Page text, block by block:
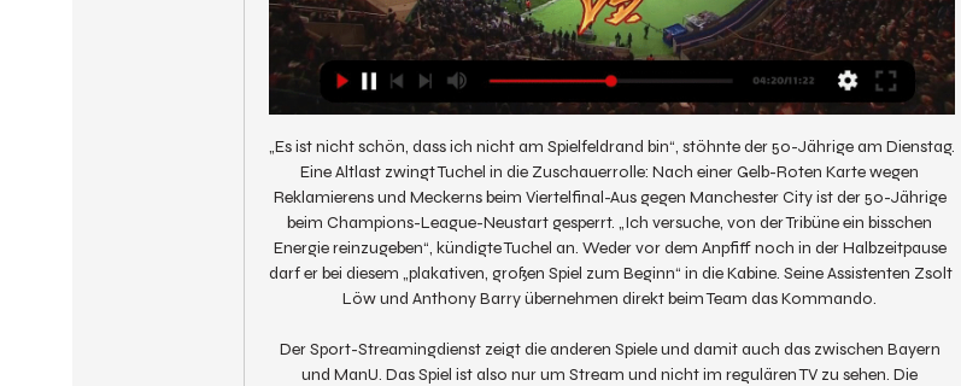
„Es ist nicht schön, dass ich nicht am Spielfeldrand bin“, stöhnte der 50-Jährige am Dienstag.
Eine Altlast zwingt Tuchel in die Zuschauerrolle: Nach einer Gelb-Roten Karte wegen
Reklamierens und Meckerns beim Viertelfinal-Aus gegen Manchester City ist der 50-Jährige
beim Champions-League-Neustart gesperrt. „Ich versuche, von der Tribüne ein bisschen
Energie reinzugeben“, kündigte Tuchel an. Weder vor dem Anpfiff noch in der Halbzeitpause
darf er bei diesem „plakativen, großen Spiel zum Beginn“ in die Kabine. Seine Assistenten Zsolt
Löw und Anthony Barry übernehmen direkt beim Team das Kommando.
Der Sport-Streamingdienst zeigt die anderen Spiele und damit auch das zwischen Bayern
und ManU. Das Spiel ist also nur um Stream und nicht im regulären TV zu sehen. Die